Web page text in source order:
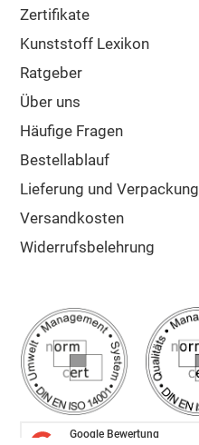
Zertifikate
Kunststoff Lexikon
Ratgeber
Über uns
Häufige Fragen
Bestellablauf
Lieferung und Verpackung
Versandkosten
Widerrufsbelehrung
Google Bewertung